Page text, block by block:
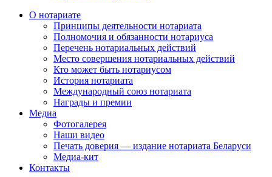
О нотариате
Принципы деятельности нотариата
Полномочия и обязанности нотариуса
Перечень нотариальных действий
Место совершения нотариальных действий
Кто может быть нотариусом
История нотариата
Международный союз нотариата
Награды и премии
Медиа
Фотогалерея
Наши видео
Печать доверия — издание нотариата Беларуси
Медиа-кит
Контакты